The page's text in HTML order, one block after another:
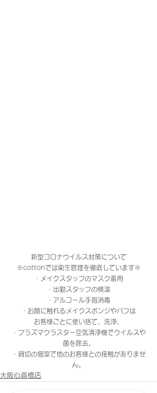
新型コロナウイルス対策について
※cottonでは衛生管理を徹底しています※
・メイクスタッフのマスク着用
・出勤スタッフの検温
・アルコール手指消毒
・お顔に触れるメイクスポンジやパフは
お客様ごとに使い捨て、洗浄。
・プラズマクラスター空気清浄機でウイルスや
菌を除去。
・貸切の個室で他のお客様との接触がありませ
ん。
大阪心斎橋店